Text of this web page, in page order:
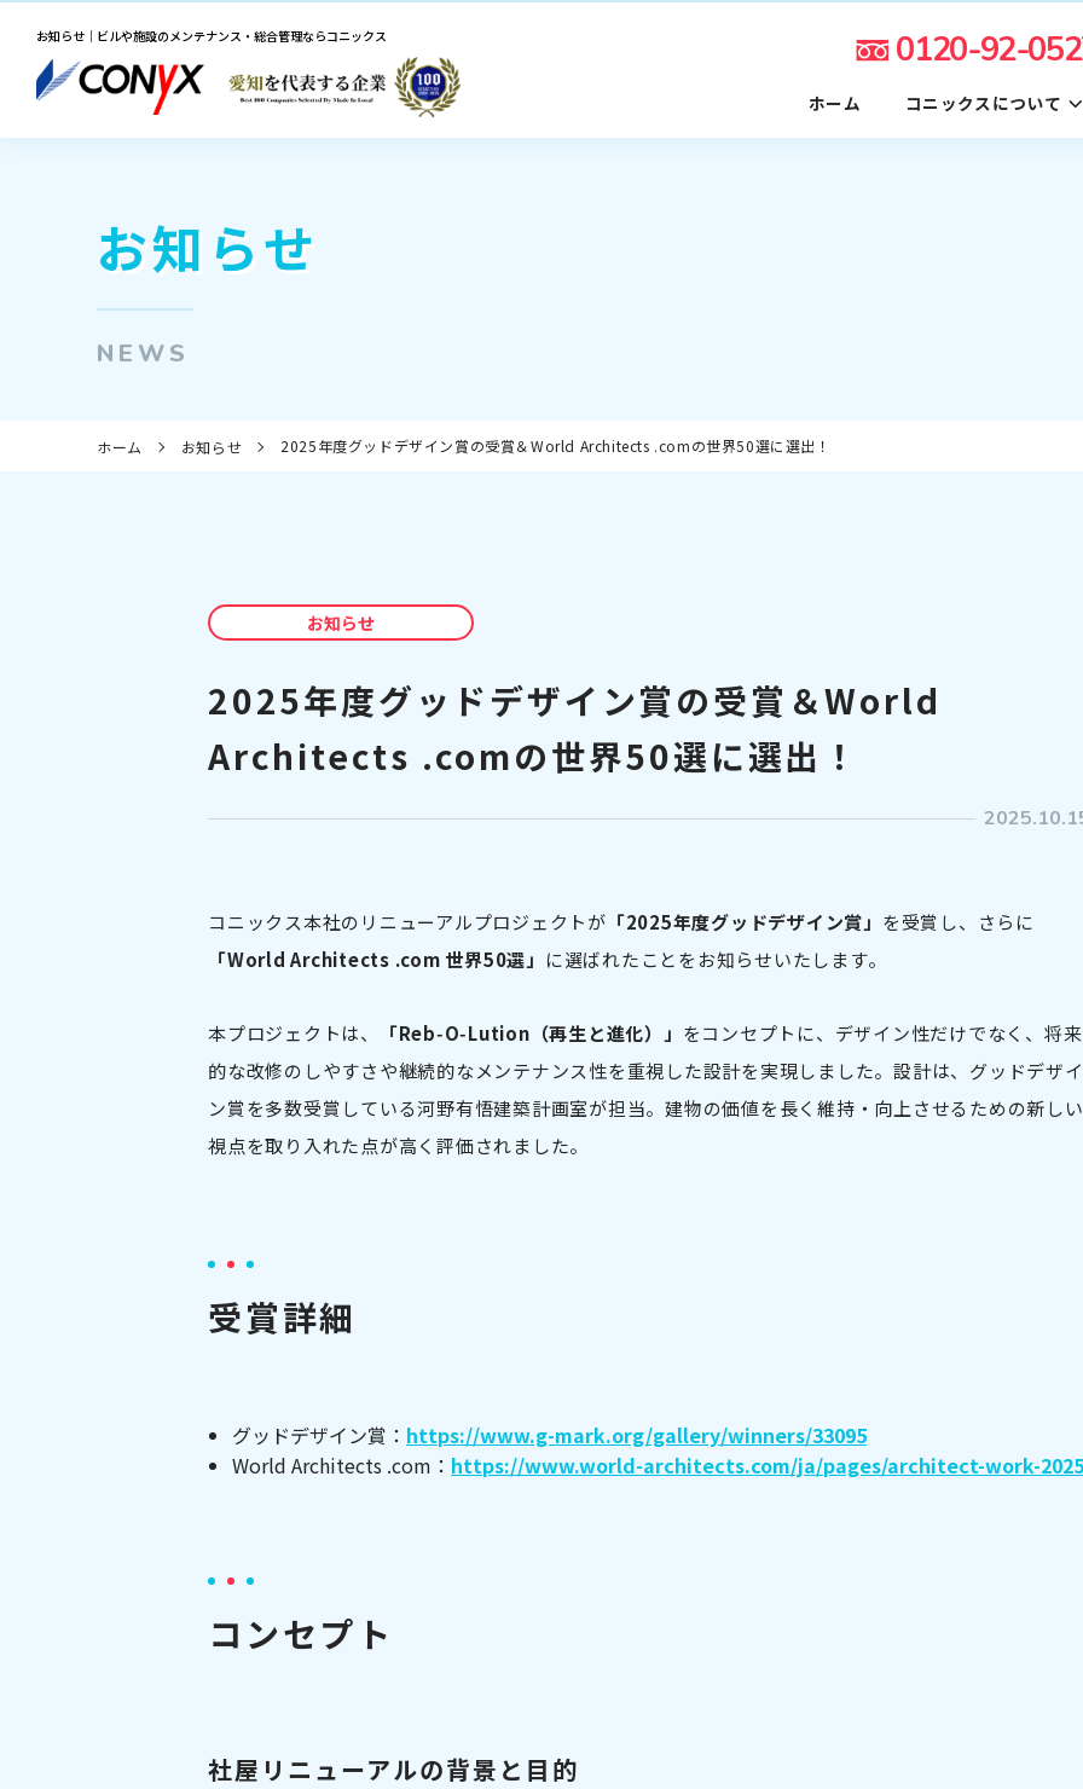
0120-92-
お知らせ｜ビルや施設のメンテナンス・総合管理ならコニックス
ホーム コニックスについて
お知らせ
NEWS
ホーム お知らせ 2025年度グッドデザイン賞の受賞＆World Architects .comの世界50選に選出！
お知らせ
2025年度グッドデザイン賞の受賞＆World
Architects .comの世界50選に選出！
コニックス本社のリニューアルプロジェクトが 「2025年度グッドデザイン賞」 を受賞し、さらに
「World Architects .com 世界50選」 に選ばれたことをお知らせいたします。
本プロジェクトは、 「Reb‑O‑Lution（再生と進化）」 をコンセプトに、デザイン性だけでなく、将来
的な改修のしやすさや継続的なメンテナンス性を重視した設計を実現しました。設計は、グッドデザイ
ン賞を多数受賞している河野有悟建築計画室が担当。建物の価値を長く維持・向上させるための新しい
視点を取り入れた点が高く評価されました。
受賞詳細
グッドデザイン賞： https://www.g-mark.org/gallery/winners/33095
World Architects .com： https://www.world-architects.com/ja/pages/architect-work-2025
コンセプト
社屋リニューアルの背景と目的